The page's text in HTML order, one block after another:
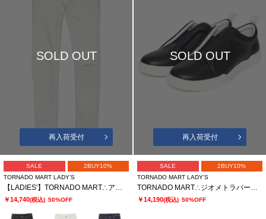
SOLD OUT
再入荷受付
SALE
2BUY10%
TORNADO MART LADY’S
【LADIES'】TORNADO MART∴アクアモーションスキニーデニム
￥14,740(税込) 50%OFF
SOLD OUT
再入荷受付
SALE
2BUY10%
TORNADO MART LADY’S
TORNADO MART∴ジオメトラバースリッポン
￥14,190(税込) 50%OFF